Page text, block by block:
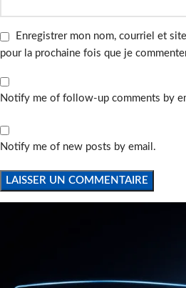
Enregistrer mon nom, courriel et
pour la prochaine fois que je
Notify me of follow-up comments by
Notify me of new posts by email.